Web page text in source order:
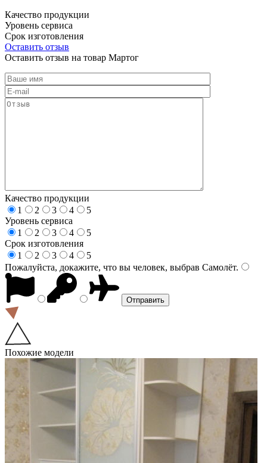
Качество продукции
Уровень сервиса
Срок изготовления
Оставить отзыв
Оставить отзыв на товар Мартог
Качество продукции
1
2 3 4
5
Уровень сервиса
1
2 3 4
5
Срок изготовления
1
2 3 4
5
Пожалуйста, докажите, что вы человек, выбрав Самолёт.
Похожие модели